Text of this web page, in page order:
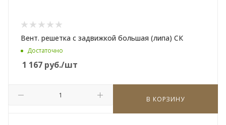
Вент. решетка с задвижкой большая (липа) СК
Достаточно
1 167 руб./шт
В КОРЗИНУ